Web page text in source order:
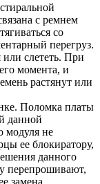
с ремнем
со
перегруз.
слететь. При
момента, и
растянут или
Поломка платы
данной
модуля не
ее блокиратору,
данного
перепрошивают,
замена.